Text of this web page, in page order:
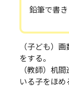
鉛筆で書き
（子ども）
をする。
（教師）机
いる子をほめ